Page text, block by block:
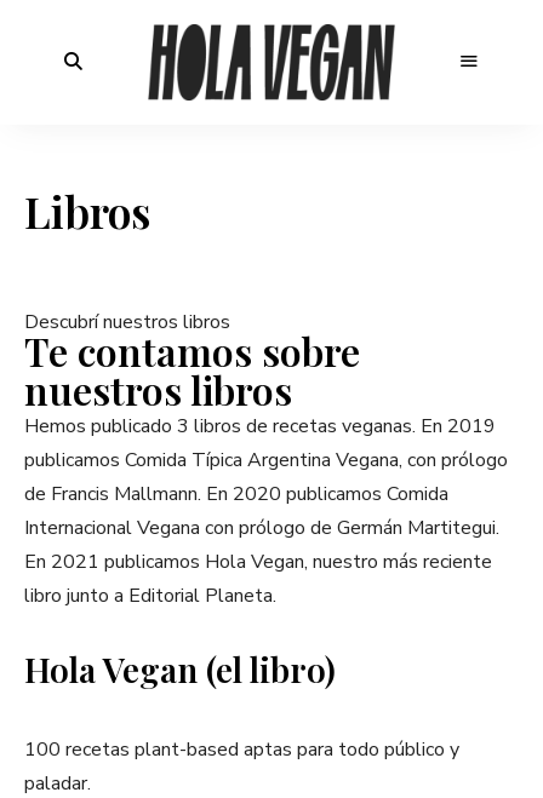
Libros
Descubrí nuestros libros
Te contamos sobre
nuestros libros
Hemos publicado 3 libros de recetas veganas. En 2019
publicamos Comida Típica Argentina Vegana, con prólogo
de Francis Mallmann. En 2020 publicamos Comida
Internacional Vegana con prólogo de Germán Martitegui.
En 2021 publicamos Hola Vegan, nuestro más reciente
libro junto a Editorial Planeta.
Hola Vegan (el libro)
100 recetas plant-based aptas para todo público y
paladar.